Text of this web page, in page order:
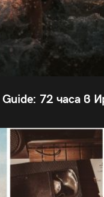
72 часа в